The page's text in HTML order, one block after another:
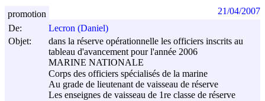
De:
Lecron (Daniel)
Objet:
dans la réserve opérationnelle les officiers inscrits au
tableau d'avancement pour l'année 2006
MARINE NATIONALE
Corps des officiers spécialisés de la marine
Au grade de lieutenant de vaisseau de réserve
Les enseignes de vaisseau de 1re classe de réserve
promotion 21/04/2007